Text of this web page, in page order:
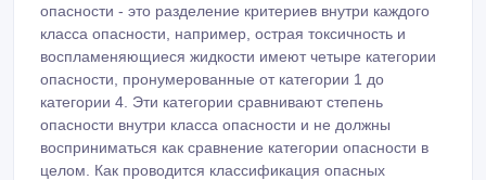
опасности - это разделение критериев внутри каждого
класса опасности, например, острая токсичность и
воспламеняющиеся жидкости имеют четыре категории
опасности, пронумерованные от категории 1 до
категории 4. Эти категории сравнивают степень
опасности внутри класса опасности и не должны
восприниматься как сравнение категории опасности в
целом. Как проводится классификация опасных